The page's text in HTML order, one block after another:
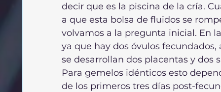
decir que es la piscina de la cría.
a que esta bolsa de fluidos se
volvamos a la pregunta inicial. En
ya que hay dos óvulos
se desarrollan dos placentas y
Para gemelos idénticos esto
de los primeros tres días post-